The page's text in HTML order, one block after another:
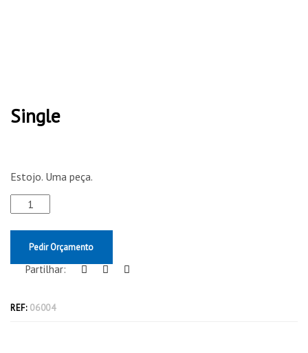
Single
Estojo. Uma peça.
Pedir Orçamento
Partilhar:
REF: 06004